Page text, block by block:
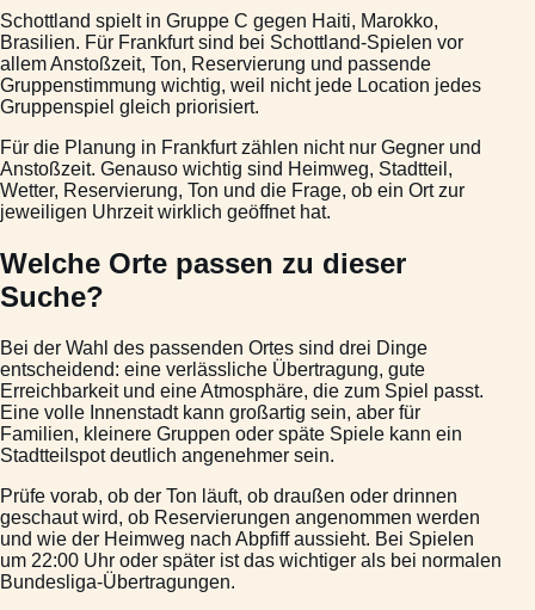
Schottland spielt in Gruppe C gegen Haiti, Marokko,
Brasilien. Für Frankfurt sind bei Schottland-Spielen vor
allem Anstoßzeit, Ton, Reservierung und passende
Gruppenstimmung wichtig, weil nicht jede Location jedes
Gruppenspiel gleich priorisiert.
Für die Planung in Frankfurt zählen nicht nur Gegner und
Anstoßzeit. Genauso wichtig sind Heimweg, Stadtteil,
Wetter, Reservierung, Ton und die Frage, ob ein Ort zur
jeweiligen Uhrzeit wirklich geöffnet hat.
Welche Orte passen zu dieser
Suche?
Bei der Wahl des passenden Ortes sind drei Dinge
entscheidend: eine verlässliche Übertragung, gute
Erreichbarkeit und eine Atmosphäre, die zum Spiel passt.
Eine volle Innenstadt kann großartig sein, aber für
Familien, kleinere Gruppen oder späte Spiele kann ein
Stadtteilspot deutlich angenehmer sein.
Prüfe vorab, ob der Ton läuft, ob draußen oder drinnen
geschaut wird, ob Reservierungen angenommen werden
und wie der Heimweg nach Abpfiff aussieht. Bei Spielen
um 22:00 Uhr oder später ist das wichtiger als bei normalen
Bundesliga-Übertragungen.